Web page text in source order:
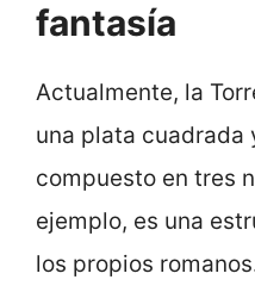
fantasía
Actualmente, la
una plata cuadrada
compuesto en tres
ejemplo, es una
los propios